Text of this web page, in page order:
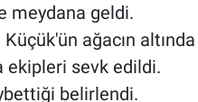
meydana geldi.
ağacın altında
ekipleri sevk edildi.
belirlendi.